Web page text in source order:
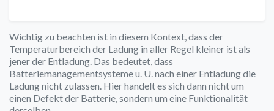
Wichtig zu beachten ist in diesem Kontext, dass der
Temperaturbereich der Ladung in aller Regel kleiner ist als
jener der Entladung. Das bedeutet, dass
Batteriemanagementsysteme u. U. nach einer Entladung die
Ladung nicht zulassen. Hier handelt es sich dann nicht um
einen Defekt der Batterie, sondern um eine Funktionalität